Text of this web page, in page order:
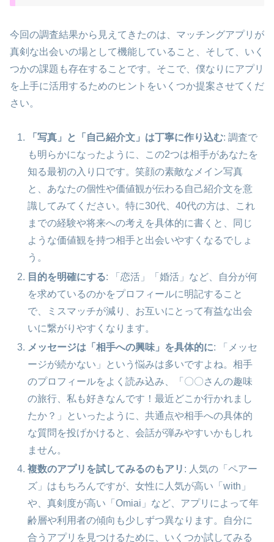
今回の調査結果から見えてきたのは、マッチングアプリが
真剣な出会いの場として機能していること、そして、いく
つかの課題も存在することです。そこで、僕なりにアプリ
を上手に活用するためのヒントをいくつか提案させてくだ
さい。
「写真」と「自己紹介文」は丁寧に作り込む: 調査で
も明らかになったように、この2つは相手があなたを
知る最初の入り口です。笑顔の素敵なメイン写真
と、あなたの個性や価値観が伝わる自己紹介文を意
識してみてください。特に30代、40代の方は、これ
までの経験や将来への考えを具体的に書くと、同じ
ような価値観を持つ相手と出会いやすくなるでしょ
う。
目的を明確にする: 「恋活」「婚活」など、自分が何
を求めているのかをプロフィールに明記すること
で、ミスマッチが減り、お互いにとって有益な出会
いに繋がりやすくなります。
メッセージは「相手への興味」を具体的に: 「メッセ
ージが続かない」という悩みは多いですよね。相手
のプロフィールをよく読み込み、「〇〇さんの趣味
の旅行、私も好きなんです！最近どこか行かれまし
たか？」といったように、共通点や相手への具体的
な質問を投げかけると、会話が弾みやすいかもしれ
ません。
複数のアプリを試してみるのもアリ : 人気の「ペアー
ズ」はもちろんですが、女性に人気が高い「with」
や、真剣度が高い「Omiai」など、アプリによって年
齢層や利用者の傾向も少しずつ異なります。自分に
合うアプリを見つけるために、いくつか試してみる